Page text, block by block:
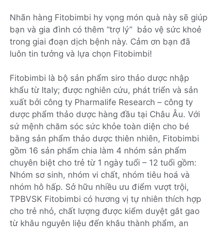
Nhãn hàng Fitobimbi hy vọng món quà này sẽ giúp
bạn và gia đình có thêm “trợ lý” bảo vệ sức khoẻ
trong giai đoạn dịch bệnh này. Cảm ơn bạn đã
luôn tin tưởng và lựa chọn Fitobimbi!
Fitobimbi là bộ sản phẩm siro thảo dược nhập
khẩu từ Italy; được nghiên cứu, phát triển và sản
xuất bởi công ty Pharmalife Research – công ty
dược phẩm thảo dược hàng đầu tại Châu Âu. Với
sứ mệnh chăm sóc sức khỏe toàn diện cho bé
bằng sản phẩm thảo dược thiên nhiên, Fitobimbi
gồm 16 sản phẩm chia làm 4 nhóm sản phẩm
chuyên biệt cho trẻ từ 1 ngày tuổi – 12 tuổi gồm:
Nhóm sơ sinh, nhóm vi chất, nhóm tiêu hoá và
nhóm hô hấp. Sở hữu nhiều ưu điểm vượt trội,
TPBVSK Fitobimbi có hương vị tự nhiên thích hợp
cho trẻ nhỏ, chất lượng được kiểm duyệt gắt gao
từ khâu nguyên liệu đến khâu thành phẩm, an